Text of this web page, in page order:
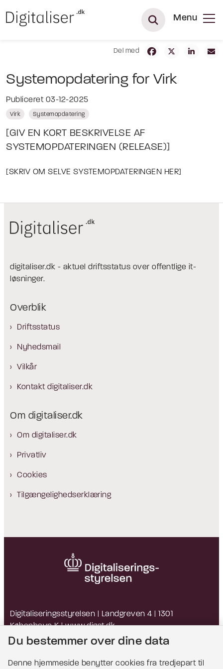
Menu
Del med
Systemopdatering for Virk
Publiceret 03-12-2025
Virk Systemopdatering
[GIV EN KORT BESKRIVELSE AF
SYSTEMOPDATERINGEN (RELEASE)]
[SKRIV OM SELVE SYSTEMOPDATERINGEN HER]
digitaliser.dk - aktuel driftsstatus over offentlige it-
løsninger.
Overblik
Driftsstatus
Nyhedsmail
Vilkår
Kontakt digitaliser.dk
Om digitaliser.dk
Om digitaliser.dk
Privatliv
Cookies
Tilgængelighedserklæring
Digitaliseringsstyrelsen | Landgreven 4 | 1301
København K |www.digst.dk
EAN: 5798009814203 | CVR: 34051178
Du bestemmer over dine data
Denne hjemmeside benytter cookies fra tredjepart til